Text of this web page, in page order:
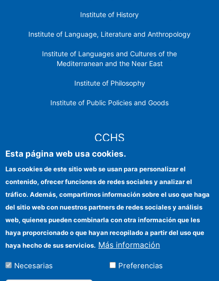
Institute of History
Institute of Language, Literature and Anthropology
Institute of Languages ​​and Cultures of the
Mediterranean and the Near East
Institute of Philosophy
Institute of Public Policies and Goods
CCHS
Institutional identity
FEDER funds
Funding entities
Contact
Esta página web usa cookies.
Las cookies de este sitio web se usan para personalizar el
contenido, ofrecer funciones de redes sociales y analizar el
tráfico. Además, compartimos información sobre el uso que haga
del sitio web con nuestros partners de redes sociales y análisis
web, quienes pueden combinarla con otra información que les
haya proporcionado o que hayan recopilado a partir del uso que
haya hecho de sus servicios. Más información
Necesarias Preferencias